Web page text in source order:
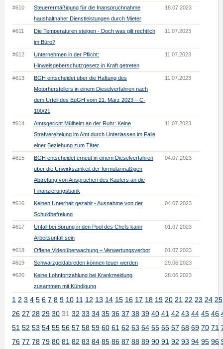
#610
Steuerermäßigung für die Inanspruchnahme
haushaltnaher Dienstleistungen durch Mieter
18.07.2023
#611
Die Temperaturen steigen - Doch was gilt rechtlich
im Büro?
11.07.2023
#612
Unternehmen in der Pflicht:
Hinweisgeberschutzgesetz in Kraft getreten
11.07.2023
#613
BGH entscheidet über die Haftung des
Motorherstellers in einem Dieselverfahren nach
dem Urteil des EuGH vom 21. März 2023 – C-
100/21
11.07.2023
#614
Amtsgericht Mülheim an der Ruhr: Keine
Strafvereitelung im Amt durch Unterlassen im Falle
einer Beziehung zum Täter
11.07.2023
#615
BGH entscheidet erneut in einem Dieselverfahren
über die Unwirksamkeit der formularmäßigen
Abtretung von Ansprüchen des Käufers an die
Finanzierungsbank
04.07.2023
#616
Keinen Unterhalt gezahlt - Ausnahme von der
Schuldbefreiung
04.07.2023
#617
Unfall bei Sprung in den Pool des Chefs kann
Arbeitsunfall sein
01.07.2023
#618 Offene Videoüberwachung – Verwertungsverbot 01.07.2023
#619 Schwarzgeldabreden können teuer werden 29.06.2023
#620
Keine Lohnfortzahlung bei Krankmeldung
zusammen mit Kündigung
28.06.2023
1 2 3 4 5 6 7 8 9 10 11 12 13 14 15 16 17 18 19 20 21 22 23 24 25
26 27 28 29 3031 32 33 34 35 36 37 38 39 40 41 42 43 44 45 46
51 52 53 54 55 56 57 58 59 60 61 62 63 64 65 66 67 68 69 70 71
76 77 78 79 80 81 82 83 84 85 86 87 88 89 90 91 92 93 94 95 96